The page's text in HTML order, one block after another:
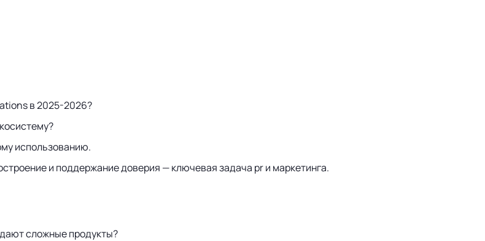
в 2025-2026?
использованию.
и поддержание доверия — ключевая задача pr и маркетинга.
сложные продукты?